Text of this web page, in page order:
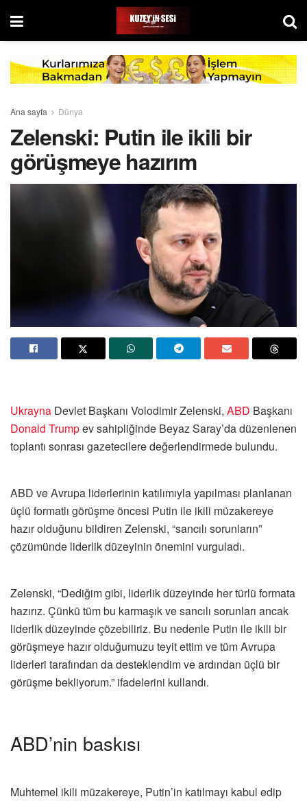
Ana sayfa Dünya
Zelenski: Putin ile ikili bir
görüşmeye hazırım
Ukrayna Devlet Başkanı Volodimir Zelenski, ABD Başkanı
Donald Trumpev sahipliğinde Beyaz Saray’da düzenlenen
toplantı sonrası gazetecilere değerlendirmede bulundu.
ABD ve Avrupa liderlerinin katılımıyla yapılması planlanan
üçlü formatlı görüşme öncesi Putin ile ikili müzakereye
hazır olduğunu bildiren Zelenski, “sancılı sorunların”
çözümünde liderlik düzeyinin önemini vurguladı.
Zelenski, “Dediğim gibi, liderlik düzeyinde her türlü formata
hazırız. Çünkü tüm bu karmaşık ve sancılı sorunları ancak
liderlik düzeyinde çözebiliriz. Bu nedenle Putin ile ikili bir
görüşmeye hazır olduğumuzu teyit ettim ve tüm Avrupa
liderleri tarafından da desteklendim ve ardından üçlü bir
görüşme bekliyorum.” ifadelerini kullandı.
ABD’nin baskısı
Muhtemel ikili müzakereye, Putin’in katılmayı kabul edip